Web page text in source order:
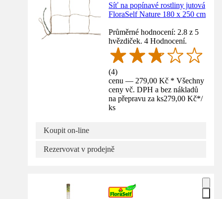
Síť na popínavé rostliny jutová
FloraSelf Nature 180 x 250 cm
Průměrné hodnocení: 2.8 z 5
hvězdiček. 4 Hodnocení.
(4)
cenu — 279,00 Kč * Všechny
ceny vč. DPH a bez nákladů
na přepravu za ks279,00 Kč*/
ks
Koupit on-line
Rezervovat v prodejně